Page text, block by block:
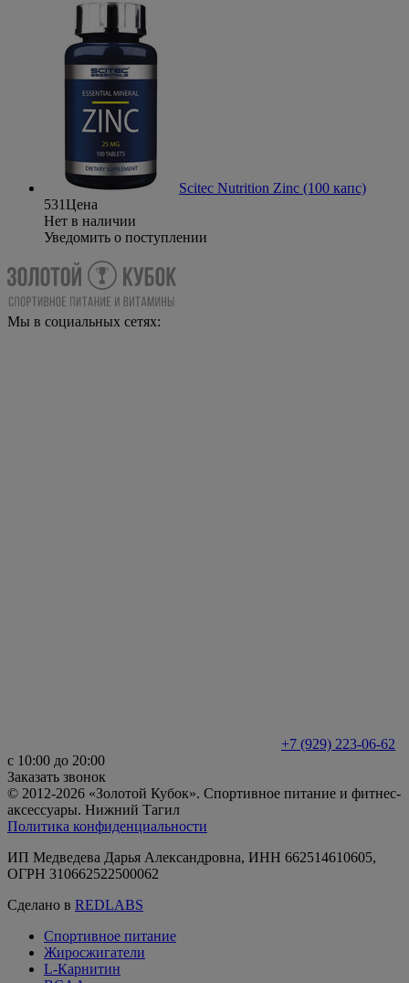
Scitec Nutrition Zinc (100 капс)
531Цена
Нет в наличии
Уведомить о поступлении
Мы в социальных сетях:
+7 (929) 223-06-62
с 10:00 до 20:00
Заказать звонок
© 2012-2026 «Золотой Кубок». Спортивное питание и фитнес-
аксессуары. Нижний Тагил
Политика конфиденциальности
ИП Медведева Дарья Александровна, ИНН 662514610605,
ОГРН 310662522500062
Сделано в REDLABS
Спортивное питание
Жиросжигатели
L-Карнитин